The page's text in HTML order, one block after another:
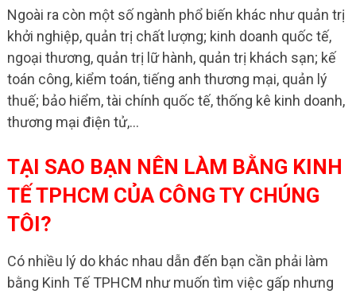
Ngoài ra còn một số ngành phổ biến khác như quản trị
khởi nghiệp, quản trị chất lượng; kinh doanh quốc tế,
ngoại thương, quản trị lữ hành, quản trị khách sạn; kế
toán công, kiểm toán, tiếng anh thương mại, quản lý
thuế; bảo hiểm, tài chính quốc tế, thống kê kinh doanh,
thương mại điện tử,…
TẠI SAO BẠN NÊN LÀM BẰNG KINH
TẾ TPHCM CỦA CÔNG TY CHÚNG
TÔI?
Có nhiều lý do khác nhau dẫn đến bạn cần phải làm
bằng Kinh Tế TPHCM như muốn tìm việc gấp nhưng